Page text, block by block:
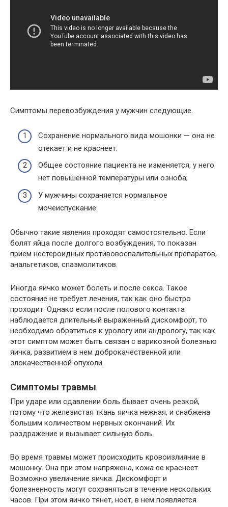
Симптомы перевозбуждения у мужчин следующие.
Сохранение нормального вида мошонки — она не
отекает и не краснеет.
Общее состояние пациента не изменяется, у него
нет повышенной температуры или озноба;
У мужчины сохраняется нормальное
мочеиспускание.
Обычно такие явления проходят самостоятельно. Если
болят яйца после долгого возбуждения, то показан
прием нестероидных противовоспалительных препаратов,
анальгетиков, спазмолитиков.
Иногда яичко может болеть и после секса. Такое
состояние не требует лечения, так как оно быстро
проходит. Однако если после полового контакта
наблюдается длительный выраженный дискомфорт, то
необходимо обратиться к урологу или андрологу, так как
этот симптом может быть связан с варикозной болезнью
яичка, развитием в нем доброкачественной или
злокачественной опухоли.
Симптомы травмы
При ударе или сдавлении боль бывает очень резкой,
потому что железистая ткань яичка нежная, и снабжена
большим количеством нервных окончаний. Их
раздражение и вызывает сильную боль.
Во время травмы может происходить кровоизлияние в
мошонку. Она при этом напряжена, кожа ее краснеет.
Возможно увеличение яичка. Дискомфорт и
болезненность могут сохраняться в течение нескольких
часов. При этом яичко тянет, ноет, в нем появляется